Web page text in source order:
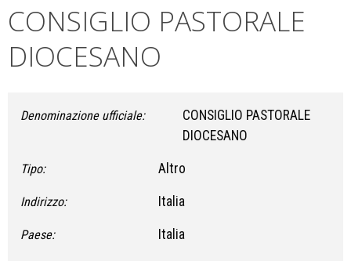
CONSIGLIO PASTORALE
DIOCESANO
Denominazione ufficiale:
CONSIGLIO PASTORALE
DIOCESANO
Tipo: Altro
Indirizzo: Italia
Paese: Italia